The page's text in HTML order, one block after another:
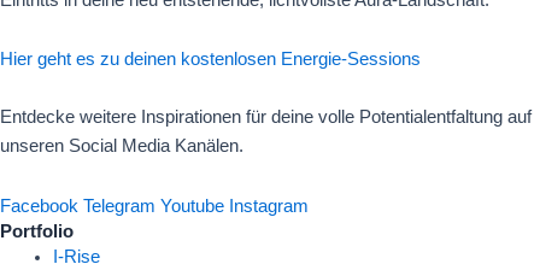
Hier geht es zu deinen kostenlosen Energie-Sessions
Entdecke weitere Inspirationen für deine volle Potentialentfaltung auf
unseren Social Media Kanälen.
Facebook Telegram Youtube Instagram
Portfolio
I-Rise